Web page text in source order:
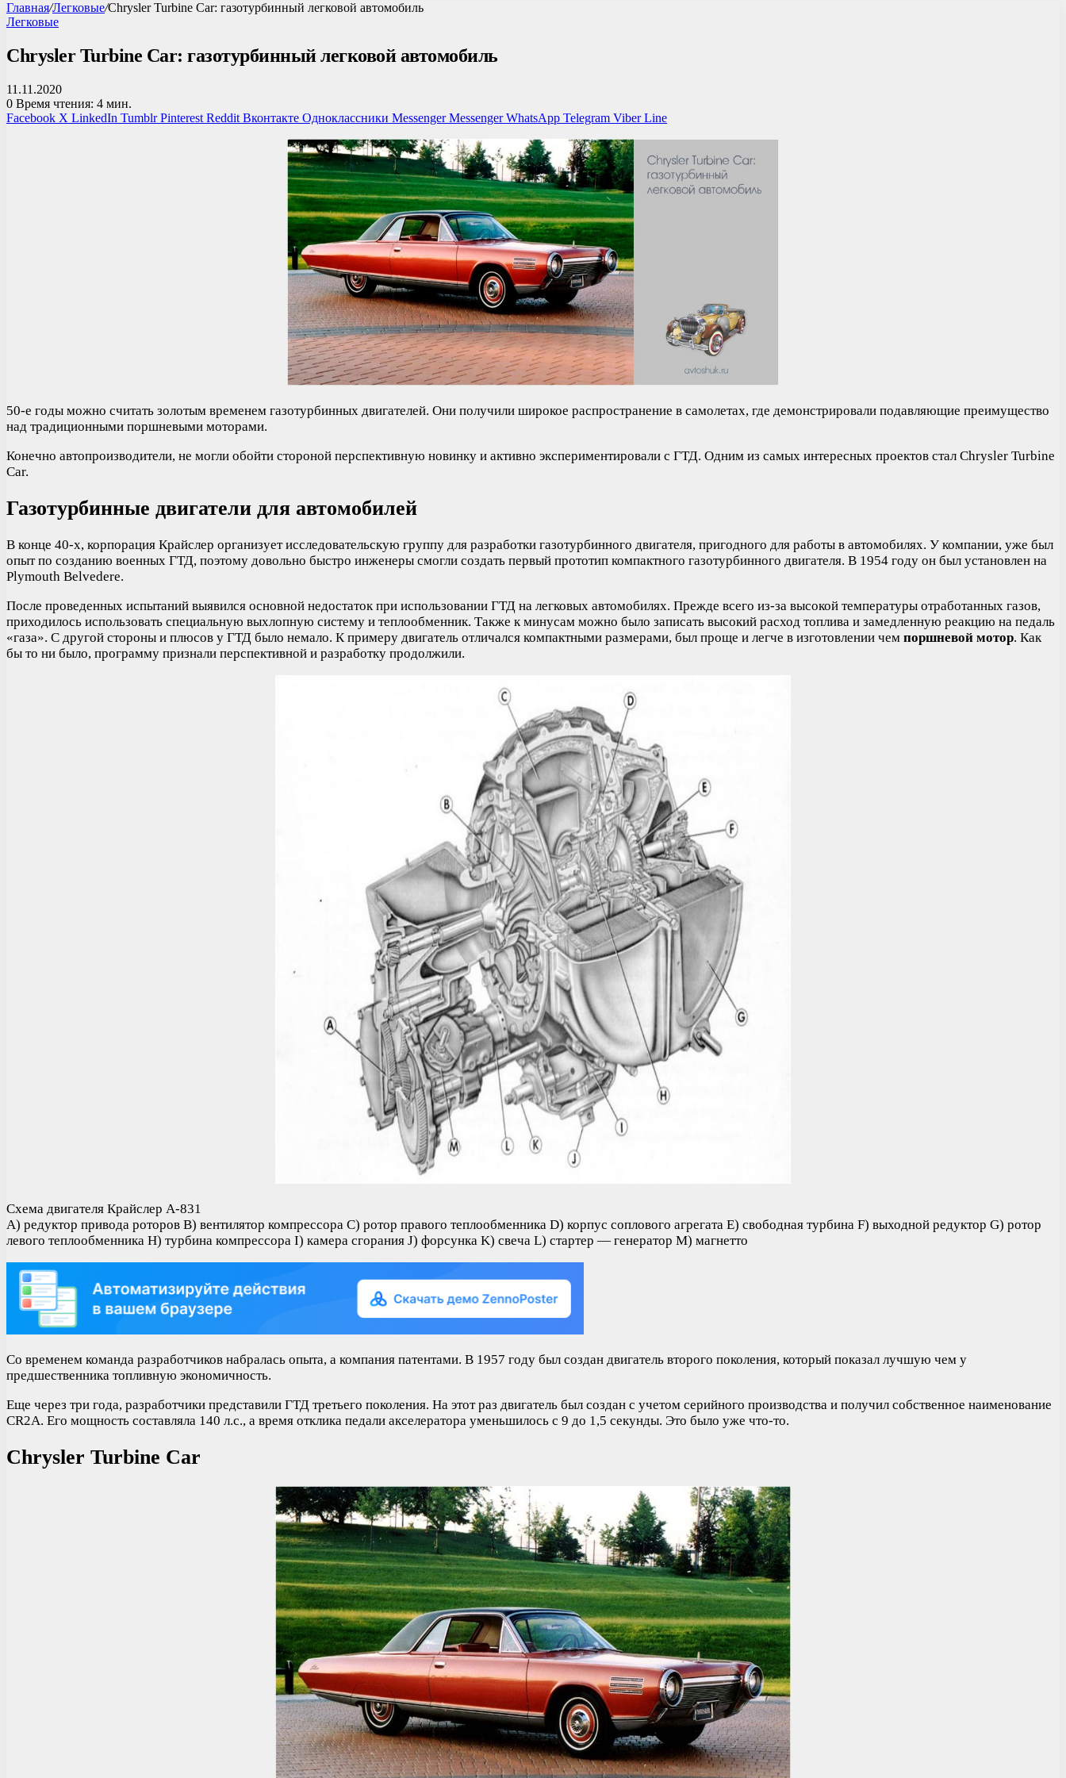
Главная/Легковые/Chrysler Turbine Car: газотурбинный легковой автомобиль
Легковые
Chrysler Turbine Car: газотурбинный легковой автомобиль
11.11.2020
0 Время чтения: 4 мин.
Facebook X LinkedIn Tumblr Pinterest Reddit Вконтакте Одноклассники Messenger Messenger WhatsApp Telegram Viber Line
50-е годы можно считать золотым временем газотурбинных двигателей. Они получили широкое распространение в самолетах, где демонстрировали подавляющие преимущество
над традиционными поршневыми моторами.
Конечно автопроизводители, не могли обойти стороной перспективную новинку и активно экспериментировали с ГТД. Одним из самых интересных проектов стал Chrysler Turbine
Car.
Газотурбинные двигатели для автомобилей
В конце 40-х, корпорация Крайслер организует исследовательскую группу для разработки газотурбинного двигателя, пригодного для работы в автомобилях. У компании, уже был
опыт по созданию военных ГТД, поэтому довольно быстро инженеры смогли создать первый прототип компактного газотурбинного двигателя. В 1954 году он был установлен на
Plymouth Belvedere.
После проведенных испытаний выявился основной недостаток при использовании ГТД на легковых автомобилях. Прежде всего из-за высокой температуры отработанных газов,
приходилось использовать специальную выхлопную систему и теплообменник. Также к минусам можно было записать высокий расход топлива и замедленную реакцию на педаль
«газа». С другой стороны и плюсов у ГТД было немало. К примеру двигатель отличался компактными размерами, был проще и легче в изготовлении чем поршневой мотор. Как
бы то ни было, программу признали перспективной и разработку продолжили.
Схема двигателя Крайслер А-831
A) редуктор привода роторов B) вентилятор компрессора C) ротор правого теплообменника D) корпус соплового агрегата E) свободная турбина F) выходной редуктор G) ротор
левого теплообменника H) турбина компрессора I) камера сгорания J) форсунка K) свеча L) стартер — генератор M) магнетто
Со временем команда разработчиков набралась опыта, а компания патентами. В 1957 году был создан двигатель второго поколения, который показал лучшую чем у
предшественника топливную экономичность.
Еще через три года, разработчики представили ГТД третьего поколения. На этот раз двигатель был создан с учетом серийного производства и получил собственное наименование
CR2A. Его мощность составляла 140 л.с., а время отклика педали акселератора уменьшилось с 9 до 1,5 секунды. Это было уже что-то.
Chrysler Turbine Car